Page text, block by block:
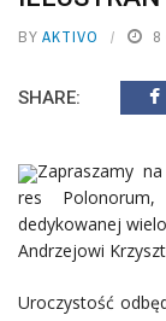
BY AKTIVO 8
SHARE:
Zapraszamy
res Polonorum,
dedykowanej
Andrzejowi
Uroczystość